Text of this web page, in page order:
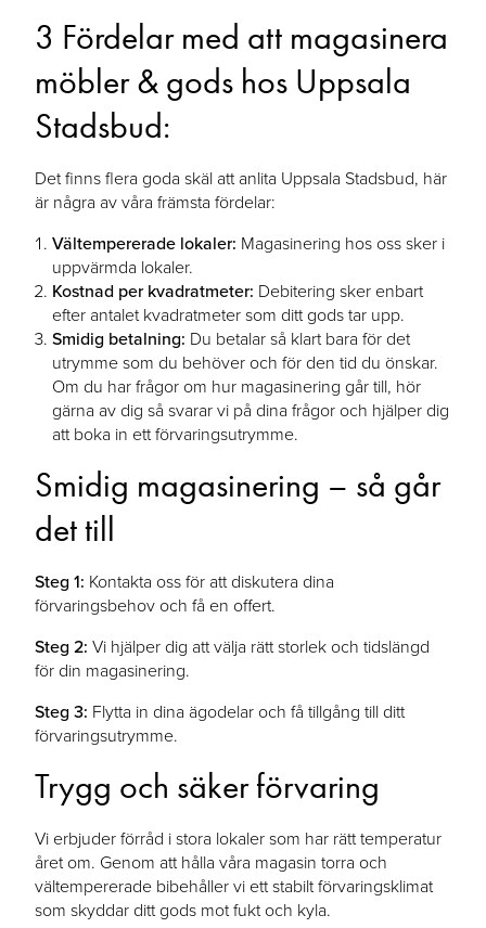
3 Fördelar med att magasinera
möbler & gods hos Uppsala
Stadsbud:
Det finns flera goda skäl att anlita Uppsala Stadsbud, här
är några av våra främsta fördelar:
Vältempererade lokaler: Magasinering hos oss sker i
uppvärmda lokaler.
Kostnad per kvadratmeter: Debitering sker enbart
efter antalet kvadratmeter som ditt gods tar upp.
Smidig betalning: Du betalar så klart bara för det
utrymme som du behöver och för den tid du önskar.
Om du har frågor om hur magasinering går till, hör
gärna av dig så svarar vi på dina frågor och hjälper dig
att boka in ett förvaringsutrymme.
Smidig magasinering – så går
det till
Steg 1: Kontakta oss för att diskutera dina
förvaringsbehov och få en offert.
Steg 2: Vi hjälper dig att välja rätt storlek och tidslängd
för din magasinering.
Steg 3: Flytta in dina ägodelar och få tillgång till ditt
förvaringsutrymme.
Trygg och säker förvaring
Vi erbjuder förråd i stora lokaler som har rätt temperatur
året om. Genom att hålla våra magasin torra och
vältempererade bibehåller vi ett stabilt förvaringsklimat
som skyddar ditt gods mot fukt och kyla.